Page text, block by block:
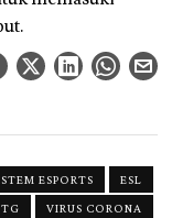
ESPORTS
ESL
VIRUS CORONA